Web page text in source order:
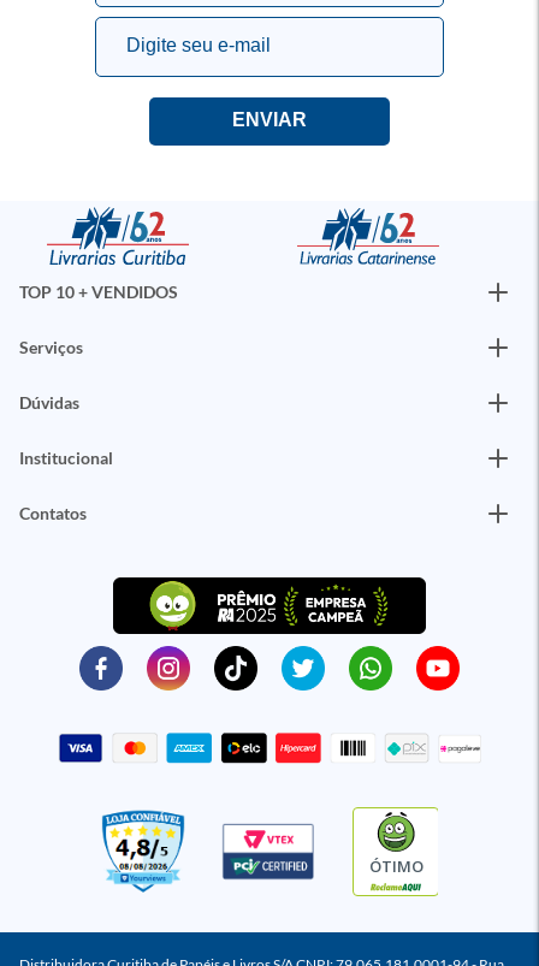
TOP 10 + VENDIDOS
Serviços
Dúvidas
Institucional
Contatos
ÓTIMO